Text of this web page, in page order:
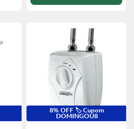
8% OFF 🏷️ Cupom
DOMINGOU8